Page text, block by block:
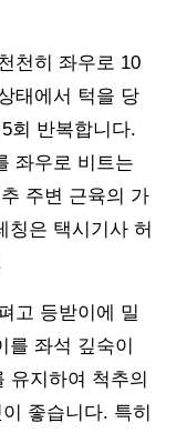
천히 좌우로 10
태에서 턱을 당
회 반복합니다.
좌우로 비트는
주변 근육의 가
칭은 택시기사 허
고 등받이에 밀
를 좌석 깊숙이
유지하여 척추의
좋습니다. 특히